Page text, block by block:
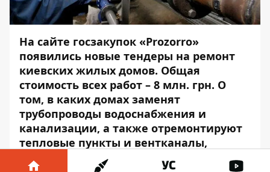
На сайте госзакупок «Prozorro»
появились новые тендеры на ремонт
киевских жилых домов. Общая
стоимость всех работ – 8 млн. грн. О
том, в каких домах заменят
трубопроводы водоснабжения и
канализации, а также отремонтируют
тепловые пункты и вентканалы,
Информатор Деньги